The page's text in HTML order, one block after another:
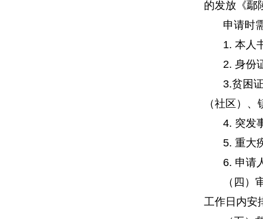
的发放《鄢
申请时
1. 本人
2. 身份
3.贫困
（社区）
4. 突发
5. 重大
6. 申请
（四
工作日内安